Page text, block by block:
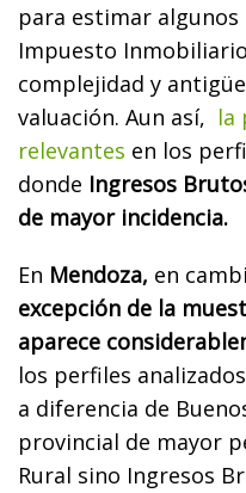
para estimar
Impuesto
complejidad y
valuación. Aun así, la
relevantes en los
donde Ingresos
de mayor incidencia.
En Mendoza, en
excepción de la
aparece
los perfiles
a diferencia de
provincial de mayor
Rural sino Ingresos